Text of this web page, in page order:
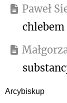
Paweł
Arcybiskup